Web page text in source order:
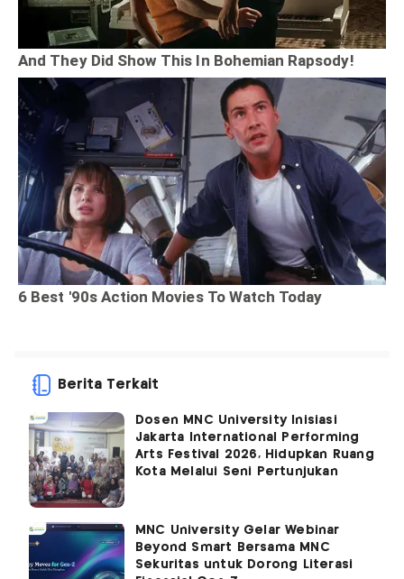
Berita Terkait
Dosen MNC University Inisiasi
Jakarta International Performing
Arts Festival 2026, Hidupkan Ruang
Kota Melalui Seni Pertunjukan
MNC University Gelar Webinar
Beyond Smart Bersama MNC
Sekuritas untuk Dorong Literasi